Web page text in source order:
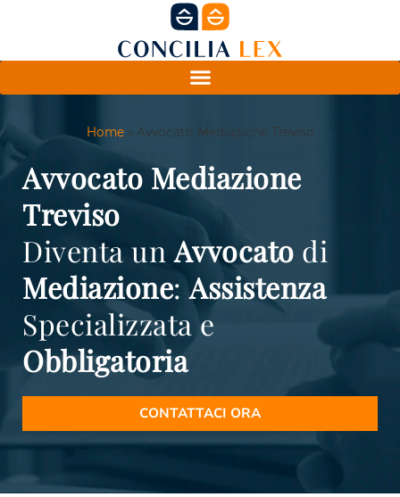
Home» Avvocato Mediazione Treviso
Avvocato Mediazione
Treviso
Diventa unAvvocato di
Mediazione:Assistenza
Specializzata e
Obbligatoria
CONTATTACI ORA